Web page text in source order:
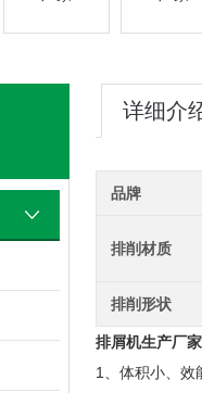
详细介
品牌
排削材质
排削形状
排屑机生产厂家
1、体积小、效